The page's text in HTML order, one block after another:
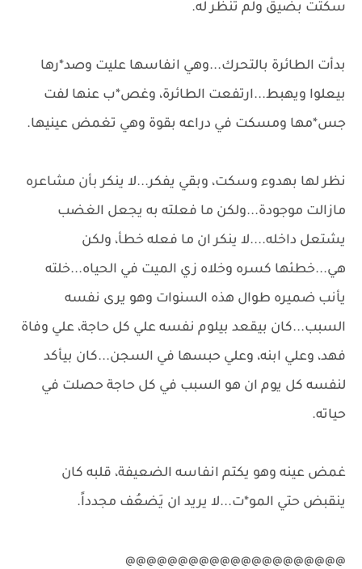
سكتت بضيق ولم تنظر له.
بدأت الطائرة بالتحرك...وهي انفاسها عليت وصد*رها
بيعلوا ويهبط...ارتفعت الطائرة، وغص*ب عنها لفت
جس*مها ومسكت في دراعه بقوة وهي تغمض عينيها.
نظر لها بهدوء وسكت، وبقي يفكر...لا ينكر بأن مشاعره
مازالت موجودة...ولكن ما فعلته به يجعل الغضب
يشتعل داخله....لا ينكر ان ما فعله خطأ، ولكن
هي...خطئها كسره وخلاه زي الميت في الحياه...خلته
يأنب ضميره طوال هذه السنوات وهو يرى نفسه
السبب...كان بيقعد بيلوم نفسه علي كل حاجة، علي وفاة
فهد، وعلي ابنه، وعلي حبسها في السجن...كان بيأكد
لنفسه كل يوم ان هو السبب في كل حاجة حصلت في
حياته.
غمض عينه وهو يكتم انفاسه الضعيفة، قلبه كان
ينقبض حتي المو*ت...لا يريد ان يَضعُف مجدداً.
@@@@@@@@@@@@@@@@@@@@@